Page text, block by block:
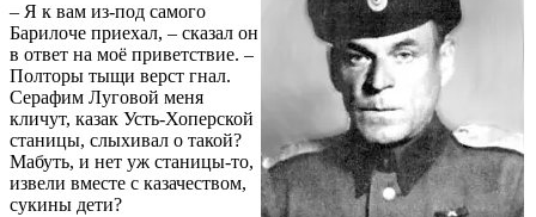
– Я к вам из-под самого
Барилоче приехал, – сказал он
в ответ на моё приветствие. –
Полторы тыщи верст гнал.
Серафим Луговой меня
кличут, казак Усть-Хоперской
станицы, слыхивал о такой?
Мабуть, и нет уж станицы-то,
извели вместе с казачеством,
сукины дети?